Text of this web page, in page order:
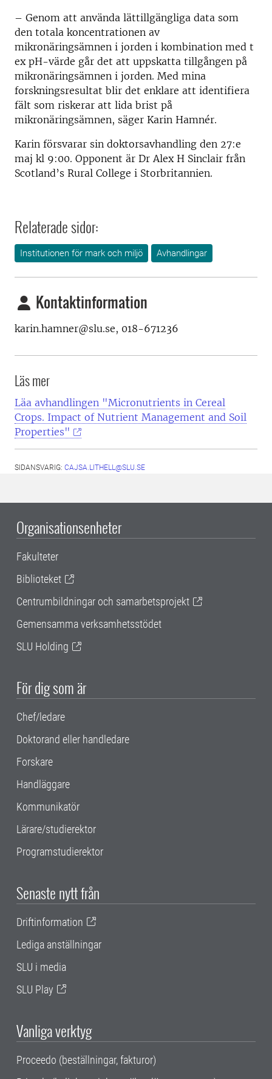
– Genom att använda lättillgängliga data som
den totala koncentrationen av
mikronäringsämnen i jorden i kombination med t
ex pH-värde går det att uppskatta tillgången på
mikronäringsämnen i jorden. Med mina
forskningsresultat blir det enklare att identifiera
fält som riskerar att lida brist på
mikronäringsämnen, säger Karin Hamnér.
Karin försvarar sin doktorsavhandling den 27:e
maj kl 9:00. Opponent är Dr Alex H Sinclair från
Scotland’s Rural College i Storbritannien.
Relaterade sidor:
Institutionen för mark och miljö Avhandlingar
Kontaktinformation
karin.hamner@slu.se, 018-671236
Läs mer
Läa avhandlingen "Micronutrients in Cereal
Crops. Impact of Nutrient Management and Soil
Properties"
SIDANSVARIG: CAJSA.LITHELL@SLU.SE
Organisationsenheter
Fakulteter
Biblioteket
Centrumbildningar och samarbetsprojekt
Gemensamma verksamhetsstödet
SLU Holding
För dig som är
Chef/ledare
Doktorand eller handledare
Forskare
Handläggare
Kommunikatör
Lärare/studierektor
Programstudierektor
Senaste nytt från
Driftinformation
Lediga anställningar
SLU i media
SLU Play
Vanliga verktyg
Proceedo (beställningar, fakturor)